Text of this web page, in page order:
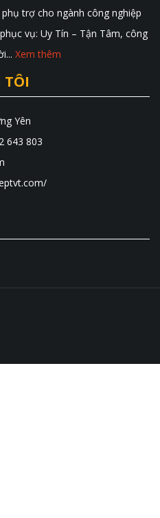
trợ cho ngành công nghiệp
vụ: Uy Tín – Tận Tâm, công
Xem thêm
TÔI
Yên
643 803